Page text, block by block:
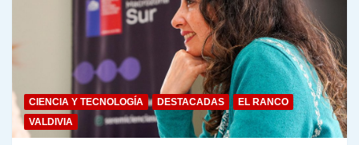
CIENCIA Y TECNOLOGÍA DESTACADAS
EL RANCO
VALDIVIA